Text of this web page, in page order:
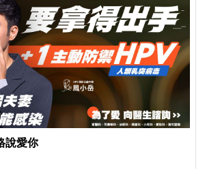
說愛你